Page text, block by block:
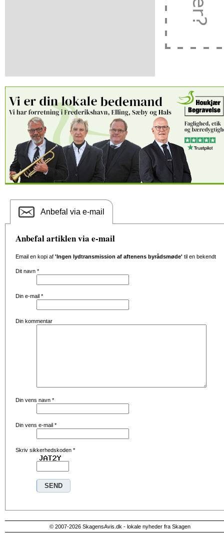
Anbefal via e-mail
Anbefal artiklen via e-mail
Email en kopi af 'Ingen lydtransmission af aftenens byrådsmøde' til en bekendt
Dit navn *
Din e-mail *
Din kommentar
Din vens navn *
Din vens e-mail *
Skriv sikkerhedskoden *
© 2007-2026 SkagensAvis.dk - lokale nyheder fra Skagen